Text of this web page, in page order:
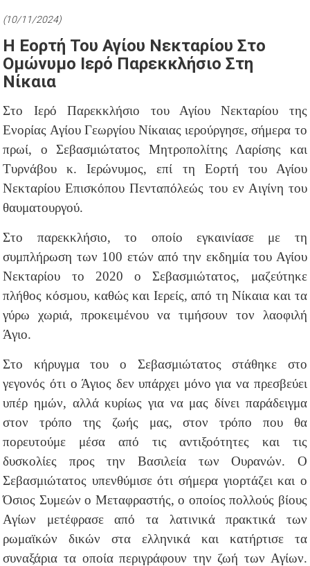
(10/11/2024)
Η Εορτή Του Αγίου Νεκταρίου Στο
Ομώνυμο Ιερό Παρεκκλήσιο Στη
Νίκαια
Στο Ιερό Παρεκκλήσιο του Αγίου Νεκταρίου της
Ενορίας Αγίου Γεωργίου Νίκαιας ιερούργησε, σήμερα το
πρωί, ο Σεβασμιώτατος Μητροπολίτης Λαρίσης και
Τυρνάβου κ. Ιερώνυμος, επί τη Εορτή του Αγίου
Νεκταρίου Επισκόπου Πενταπόλεώς του εν Αιγίνη του
θαυματουργού.
Στο παρεκκλήσιο, το οποίο εγκαινίασε με τη
συμπλήρωση των 100 ετών από την εκδημία του Αγίου
Νεκταρίου το 2020 ο Σεβασμιώτατος, μαζεύτηκε
πλήθος κόσμου, καθώς και Ιερείς, από τη Νίκαια και τα
γύρω χωριά, προκειμένου να τιμήσουν τον λαοφιλή
Άγιο.
Στο κήρυγμα του ο Σεβασμιώτατος στάθηκε στο
γεγονός ότι ο Άγιος δεν υπάρχει μόνο για να πρεσβεύει
υπέρ ημών, αλλά κυρίως για να μας δίνει παράδειγμα
στον τρόπο της ζωής μας, στον τρόπο που θα
πορευτούμε μέσα από τις αντιξοότητες και τις
δυσκολίες προς την Βασιλεία των Ουρανών. Ο
Σεβασμιώτατος υπενθύμισε ότι σήμερα γιορτάζει και ο
Όσιος Συμεών ο Μεταφραστής, ο οποίος πολλούς βίους
Αγίων μετέφρασε από τα λατινικά πρακτικά των
ρωμαϊκών δικών στα ελληνικά και κατήρτισε τα
συναξάρια τα οποία περιγράφουν την ζωή των Αγίων.